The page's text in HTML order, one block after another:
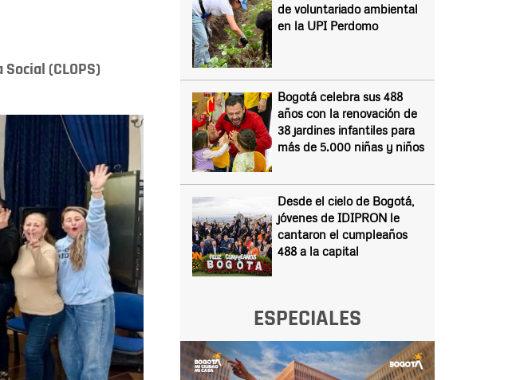
(CLOPS)
de voluntariado ambiental
en la UPI Perdomo
Bogotá celebra sus 488
años con la renovación de
38 jardines infantiles para
más de 5.000 niñas y niños
Desde el cielo de Bogotá,
jóvenes de IDIPRON le
cantaron el cumpleaños
488 a la capital
ESPECIALES